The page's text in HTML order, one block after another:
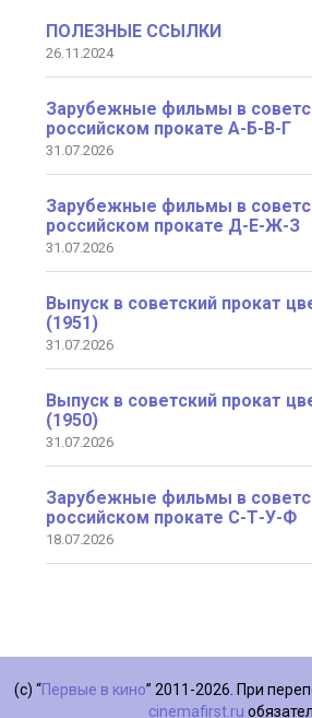
ПОЛЕЗНЫЕ ССЫЛКИ
26.11.2024
Зарубежные фильмы в
российском прокате А-Б-В-Г
31.07.2026
Зарубежные фильмы в
российском прокате Д-Е-Ж-З
31.07.2026
Выпуск в советский прокат
(1951)
31.07.2026
Выпуск в советский прокат
(1950)
31.07.2026
Зарубежные фильмы в
российском прокате С-Т-У-Ф
18.07.2026
(с) “Первые в кино” 2011-2026. При
cinemafirst.ru